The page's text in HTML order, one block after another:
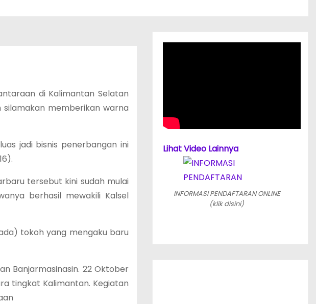
di Kalimantan Selatan
memberikan warna
jadi bisnis penerbangan ini
tersebut kini sudah mulai
berhasil mewakili Kalsel
tokoh yang mengaku baru
Banjarmasinasin. 22 Oktober
tingkat Kalimantan. Kegiatan
Lihat Video Lainnya
INFORMASI PENDAFTARAN ONLINE
(klik disini)